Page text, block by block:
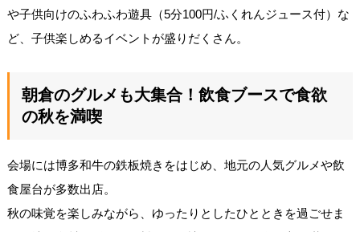
や子供向けのふわふわ遊具（5分100円/ふくれんジュース付）な
ど、子供楽しめるイベントが盛りだくさん。
朝倉のグルメも大集合！飲食ブースで食欲
の秋を満喫
会場には博多和牛の鉄板焼きをはじめ、地元の人気グルメや飲
食屋台が多数出店。
秋の味覚を楽しみながら、ゆったりとしたひとときを過ごせま